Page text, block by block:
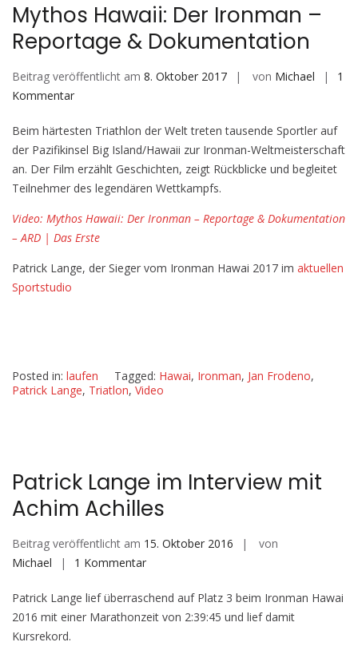
Mythos Hawaii: Der Ironman –
Reportage & Dokumentation
Beitrag veröffentlicht am 8. Oktober 2017 von Michael
1
Kommentarzu
Hawaii:
Der
Ironman
–
Beim härtesten Triathlon der Welt treten tausende Sportler auf
der Pazifikinsel Big Island/Hawaii zur Ironman-Weltmeisterschaft
an. Der Film erzählt Geschichten, zeigt Rückblicke und begleitet
Teilnehmer des legendären Wettkampfs.
Video: Mythos Hawaii: Der Ironman – Reportage & Dokumentation
– ARD | Das Erste
Patrick Lange, der Sieger vom Ironman Hawai 2017 im aktuellen
Sportstudio
Posted in: laufen Tagged: Hawai, Ironman, Jan Frodeno,
Patrick Lange, Triatlon, Video
Patrick Lange im Interview mit
Achim Achilles
Beitrag veröffentlicht am 15. Oktober 2016
von
Michael
1 Kommentarzu
Lange
im
Patrick Lange lief überraschend auf Platz 3 beim Ironman Hawai
2016 mit einer Marathonzeit von 2:39:45 und lief damit
Kursrekord.